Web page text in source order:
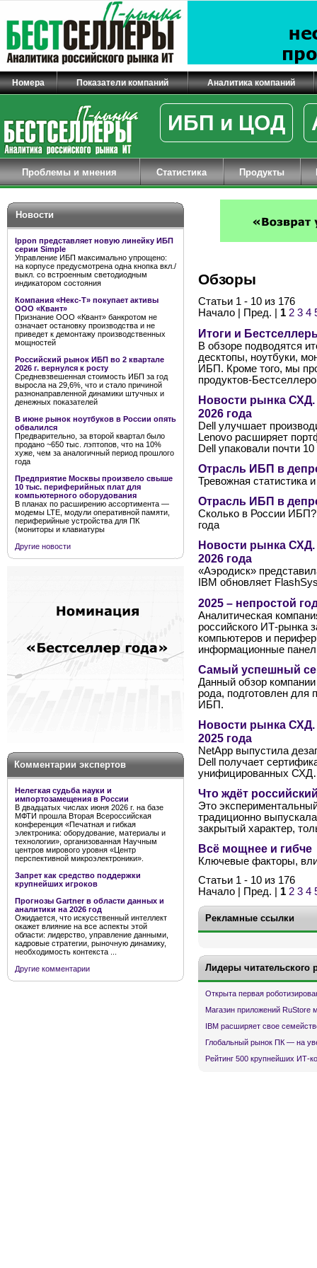
Номера Показатели компаний Аналитика компаний
ИБП и ЦОД
Проблемы и мнения Статистика Продукты
Новости
Ippon представляет новую линейку ИБП
серии Simple
Управление ИБП максимально упрощено:
на корпусе предусмотрена одна кнопка вкл./
выкл. со встроенным светодиодным
индикатором состояния
Компания «Некс-Т» покупает активы
ООО «Квант»
Признание ООО «Квант» банкротом не
означает остановку производства и не
приведет к демонтажу производственных
мощностей
Российский рынок ИБП во 2 квартале
2026 г. вернулся к росту
Средневзвешенная стоимость ИБП за год
выросла на 29,6%, что и стало причиной
разнонаправленной динамики штучных и
денежных показателей
В июне рынок ноутбуков в России опять
обвалился
Предварительно, за второй квартал было
продано ~650 тыс. лэптопов, что на 10%
хуже, чем за аналогичный период прошлого
года
Предприятие Москвы произвело свыше
10 тыс. периферийных плат для
компьютерного оборудования
В планах по расширению ассортимента —
модемы LTE, модули оперативной памяти,
периферийные устройства для ПК
(мониторы и клавиатуры
Другие новости
Комментарии экспертов
Нелегкая судьба науки и
импортозамещения в России
В двадцатых числах июня 2026 г. на базе
МФТИ прошла Вторая Всероссийская
конференция «Печатная и гибкая
электроника: оборудование, материалы и
технологии», организованная Научным
центров мирового уровня «Центр
перспективной микроэлектроники».
Запрет как средство поддержки
крупнейших игроков
Прогнозы Gartner в области данных и
аналитики на 2026 год
Ожидается, что искусственный интеллект
окажет влияние на все аспекты этой
области: лидерство, управление данными,
кадровые стратегии, рыночную динамику,
необходимость контекста ...
Другие комментарии
Обзоры
Статьи 1 - 10 из 176
Начало | Пред. | 1 2 3 4
Итоги и
В обзоре подводятся
десктопы, ноутбуки,
ИБП. Кроме того, мы
продуктов-
Новости рынка
2026 года
Dell улучшает
Lenovo расширяет
Dell упаковали почти
Отрасль ИБП в
Тревожная статистика
Отрасль ИБП в
Сколько в России
года
Новости рынка
2026 года
«Аэродиск»
IBM обновляет
2025 – непростой
Аналитическая
российского ИТ-рынка
компьютеров и
информационные
Самый успешный
Данный обзор
рода, подготовлен для
ИБП.
Новости рынка
2025 года
NetApp выпустила
Dell получает
унифицированных
Что ждёт
Это
традиционно
закрытый характер,
Всё мощнее и гибче
Ключевые факторы,
Статьи 1 - 10 из 176
Начало | Пред. | 1 2 3 4
Рекламные ссылки
Лидеры читательского
Открыта первая
Магазин приложений RuStore
IBM расширяет свое
Глобальный рынок ПК — на
Рейтинг 500 крупнейших ИТ-